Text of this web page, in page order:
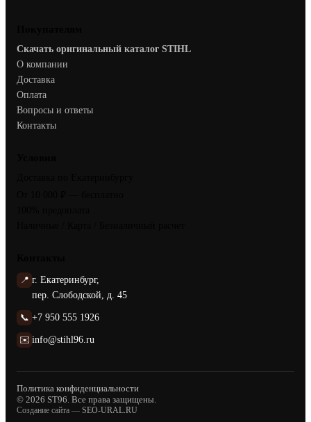
Скачать оригинальный каталог STIHL
О компании
Доставка
Оплата
Вопросы и ответы
Контакты
📍 г. Екатеринбург,
пер. Слободской, д. 45
📞 +7 950 555 1926
✉️ info@stihl96.ru
Политика конфиденциальности
© 2026 ST96. Все права защищены.
Создание сайта — SEO-URAL.RU